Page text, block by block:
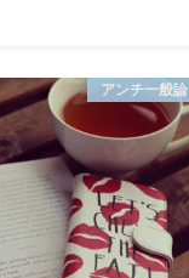
アンチ一般論